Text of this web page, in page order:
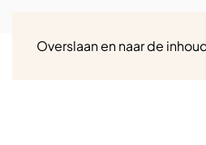
Overslaan en naar de